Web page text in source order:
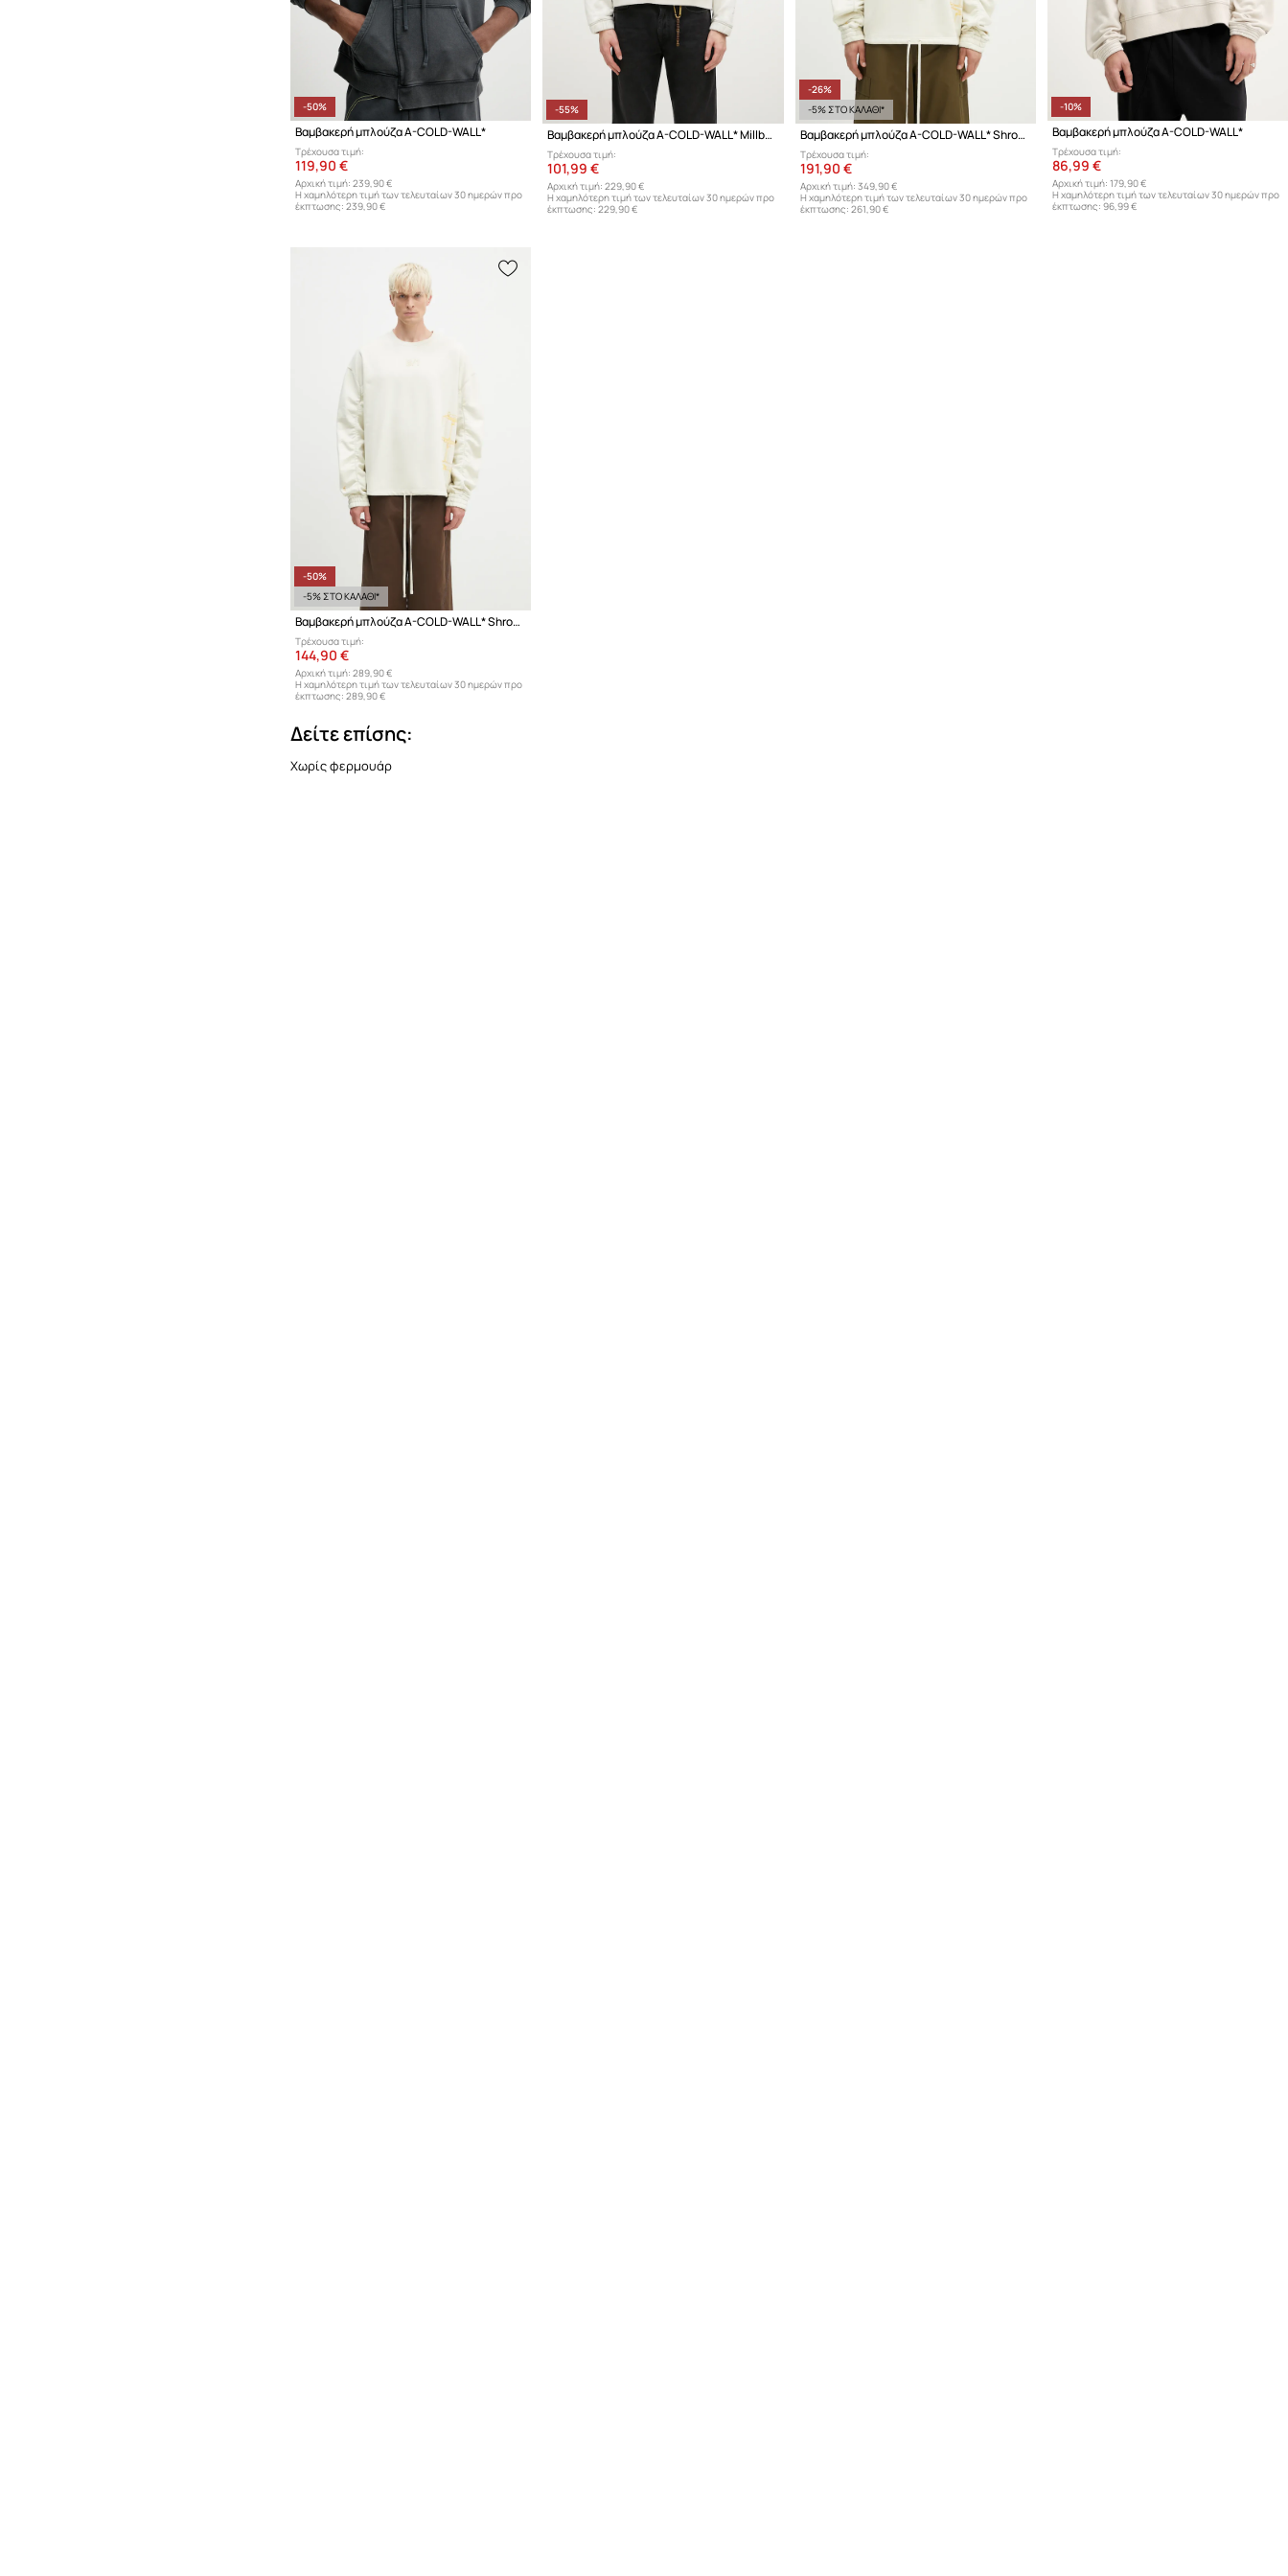
-50%
Βαμβακερή μπλούζα A-COLD-WALL*
Τρέχουσα τιμή:
119,90 €
Αρχική τιμή: 239,90 €
Η χαμηλότερη τιμή των τελευταίων 30 ημερών προ
έκπτωσης: 239,90 €
-55%
Βαμβακερή μπλούζα A-COLD-WALL* Millbank Hoodie
Τρέχουσα τιμή:
101,99 €
Αρχική τιμή: 229,90 €
Η χαμηλότερη τιμή των τελευταίων 30 ημερών προ
έκπτωσης: 229,90 €
-26%
-5% ΣΤΟ ΚΑΛΑΘΙ*
Βαμβακερή μπλούζα A-COLD-WALL* Shroud Hoodie
Τρέχουσα τιμή:
191,90 €
Αρχική τιμή: 349,90 €
Η χαμηλότερη τιμή των τελευταίων 30 ημερών προ
έκπτωσης: 261,90 €
-10%
Βαμβακερή μπλούζα A-COLD-WALL*
Τρέχουσα τιμή:
86,99 €
Αρχική τιμή: 179,90 €
Η χαμηλότερη τιμή των τελευταίων 30 ημερών προ
έκπτωσης: 96,99 €
-50%
-5% ΣΤΟ ΚΑΛΑΘΙ*
Βαμβακερή μπλούζα A-COLD-WALL* Shroud Crewneck
Τρέχουσα τιμή:
144,90 €
Αρχική τιμή: 289,90 €
Η χαμηλότερη τιμή των τελευταίων 30 ημερών προ
έκπτωσης: 289,90 €
Δείτε επίσης:
Χωρίς φερμουάρ